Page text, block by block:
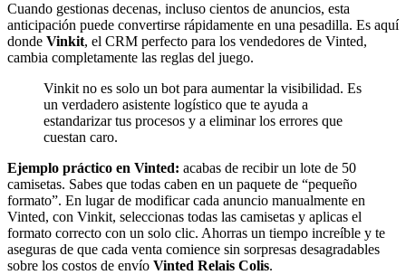
Cuando gestionas decenas, incluso cientos de anuncios, esta
anticipación puede convertirse rápidamente en una pesadilla. Es aquí
donde Vinkit, el CRM perfecto para los vendedores de Vinted,
cambia completamente las reglas del juego.
Vinkit no es solo un bot para aumentar la visibilidad. Es
un verdadero asistente logístico que te ayuda a
estandarizar tus procesos y a eliminar los errores que
cuestan caro.
Ejemplo práctico en Vinted: acabas de recibir un lote de 50
camisetas. Sabes que todas caben en un paquete de “pequeño
formato”. En lugar de modificar cada anuncio manualmente en
Vinted, con Vinkit, seleccionas todas las camisetas y aplicas el
formato correcto con un solo clic. Ahorras un tiempo increíble y te
aseguras de que cada venta comience sin sorpresas desagradables
sobre los costos de envío Vinted Relais Colis.